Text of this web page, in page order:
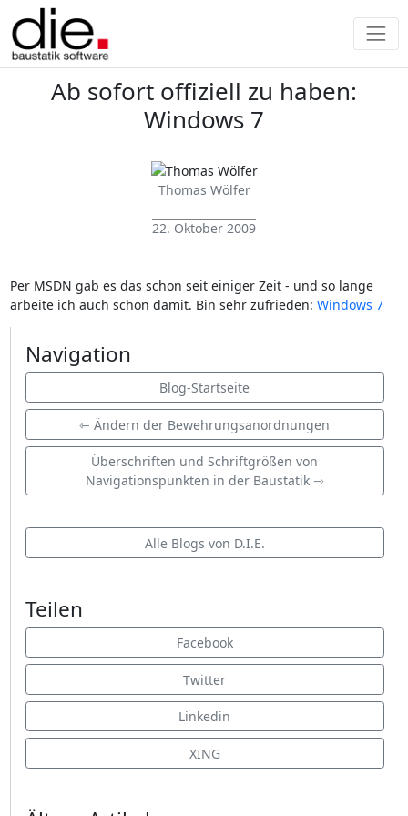
Ab sofort offiziell zu haben:
Windows 7
Thomas Wölfer
22. Oktober 2009
Per MSDN gab es das schon seit einiger Zeit - und so lange
arbeite ich auch schon damit. Bin sehr zufrieden: Windows 7
Navigation
Blog-Startseite
⇽ Ändern der Bewehrungsanordnungen
Überschriften und Schriftgrößen von
Navigationspunkten in der Baustatik ⇾
Alle Blogs von D.I.E.
Teilen
Facebook
Twitter
Linkedin
XING